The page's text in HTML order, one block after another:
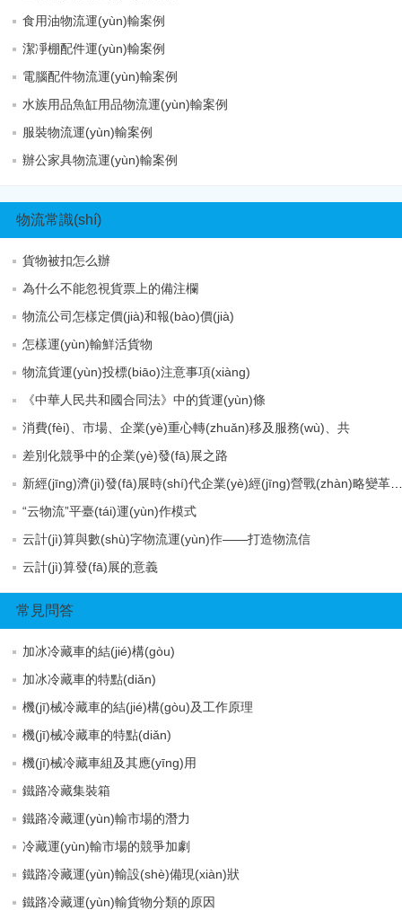
食用油物流運(yùn)輸案例
潔凈棚配件運(yùn)輸案例
電腦配件物流運(yùn)輸案例
水族用品魚缸用品物流運(yùn)輸案例
服裝物流運(yùn)輸案例
辦公家具物流運(yùn)輸案例
物流常識(shí)
貨物被扣怎么辦
為什么不能忽視貨票上的備注欄
物流公司怎樣定價(jià)和報(bào)價(jià)
怎樣運(yùn)輸鮮活貨物
物流貨運(yùn)投標(biāo)注意事項(xiàng)
《中華人民共和國合同法》中的貨運(yùn)條
消費(fèi)、市場、企業(yè)重心轉(zhuǎn)移及服務(wù)、共
差別化競爭中的企業(yè)發(fā)展之路
“云物流”平臺(tái)運(yùn)作模式
云計(jì)算與數(shù)字物流運(yùn)作——打造物流信
云計(jì)算發(fā)展的意義
常見問答
加冰冷藏車的結(jié)構(gòu)
加冰冷藏車的特點(diǎn)
機(jī)械冷藏車的結(jié)構(gòu)及工作原理
機(jī)械冷藏車的特點(diǎn)
機(jī)械冷藏車組及其應(yīng)用
鐵路冷藏集裝箱
鐵路冷藏運(yùn)輸市場的潛力
冷藏運(yùn)輸市場的競爭加劇
鐵路冷藏運(yùn)輸設(shè)備現(xiàn)狀
鐵路冷藏運(yùn)輸貨物分類的原因